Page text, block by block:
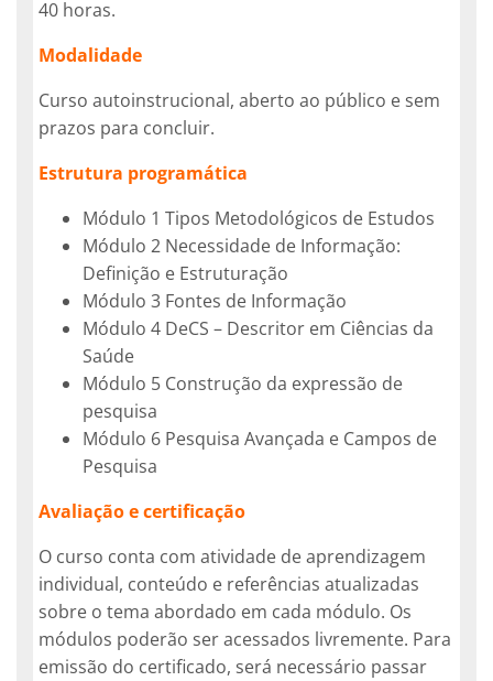
40 horas.
Modalidade
Curso autoinstrucional, aberto ao público e sem
prazos para concluir.
Estrutura programática
Módulo 1 Tipos Metodológicos de Estudos
Módulo 2 Necessidade de Informação:
Definição e Estruturação
Módulo 3 Fontes de Informação
Módulo 4 DeCS – Descritor em Ciências da
Saúde
Módulo 5 Construção da expressão de
pesquisa
Módulo 6 Pesquisa Avançada e Campos de
Pesquisa
Avaliação e certificação
O curso conta com atividade de aprendizagem
individual, conteúdo e referências atualizadas
sobre o tema abordado em cada módulo. Os
módulos poderão ser acessados livremente. Para
emissão do certificado, será necessário passar